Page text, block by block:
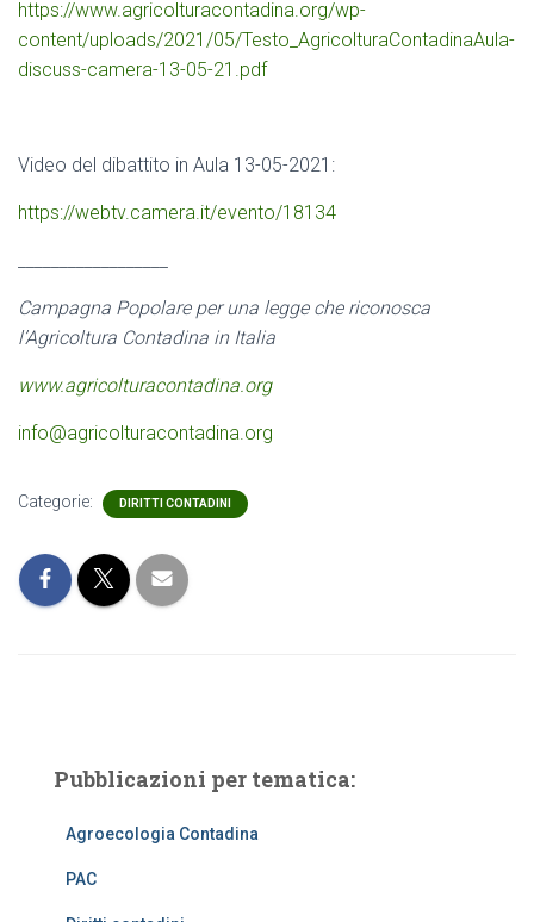
https://www.agricolturacontadina.org/wp-
content/uploads/2021/05/Testo_AgricolturaContadinaAula-
discuss-camera-13-05-21.pdf
Video del dibattito in Aula 13-05-2021:
https://webtv.camera.it/evento/18134
Campagna Popolare per una legge che riconosca
l’Agricoltura Contadina in Italia
www.agricolturacontadina.org
info@agricolturacontadina.org
Categorie: DIRITTI CONTADINI
Pubblicazioni per tematica:
Agroecologia Contadina
PAC